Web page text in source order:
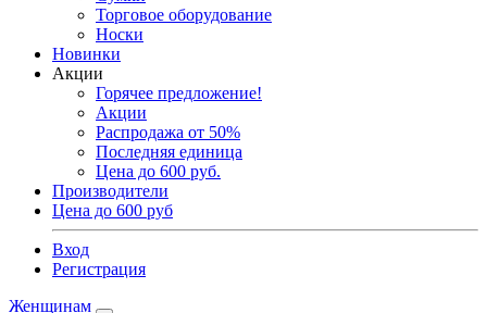
Торговое оборудование
Носки
Новинки
Акции
Горячее предложение!
Акции
Распродажа от 50%
Последняя единица
Цена до 600 руб.
Производители
Цена до 600 руб
Вход
Регистрация
Женщинам